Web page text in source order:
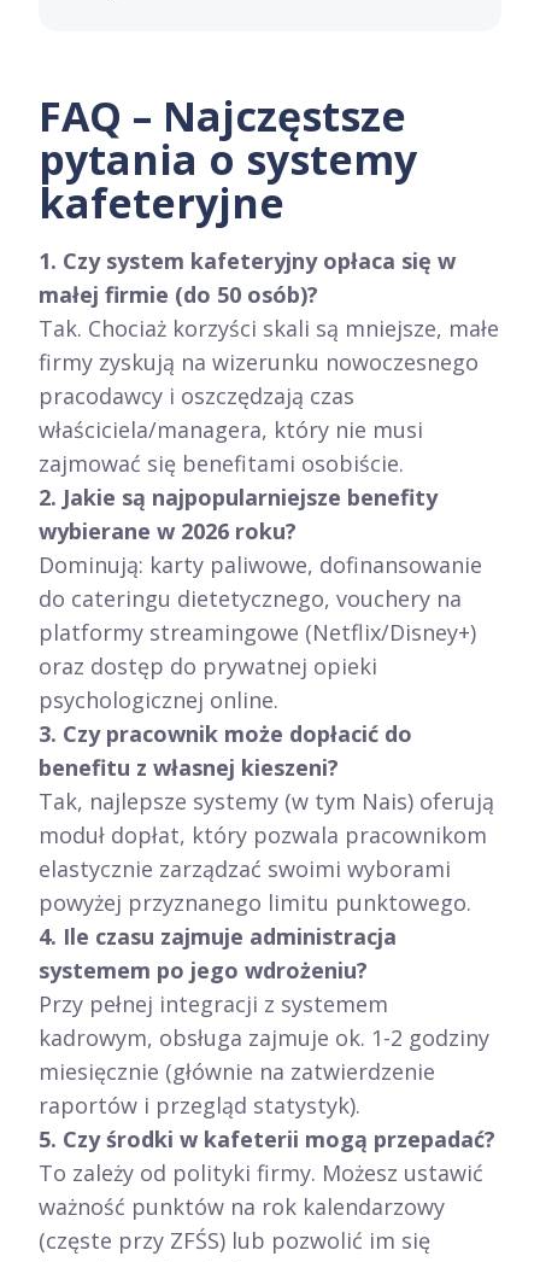
FAQ – Najczęstsze
pytania o systemy
kafeteryjne
1. Czy system kafeteryjny opłaca się w
małej firmie (do 50 osób)?
Tak. Chociaż korzyści skali są mniejsze, małe
firmy zyskują na wizerunku nowoczesnego
pracodawcy i oszczędzają czas
właściciela/managera, który nie musi
zajmować się benefitami osobiście.
2. Jakie są najpopularniejsze benefity
wybierane w 2026 roku?
Dominują: karty paliwowe, dofinansowanie
do cateringu dietetycznego, vouchery na
platformy streamingowe (Netflix/Disney+)
oraz dostęp do prywatnej opieki
psychologicznej online.
3. Czy pracownik może dopłacić do
benefitu z własnej kieszeni?
Tak, najlepsze systemy (w tym Nais) oferują
moduł dopłat, który pozwala pracownikom
elastycznie zarządzać swoimi wyborami
powyżej przyznanego limitu punktowego.
4. Ile czasu zajmuje administracja
systemem po jego wdrożeniu?
Przy pełnej integracji z systemem
kadrowym, obsługa zajmuje ok. 1-2 godziny
miesięcznie (głównie na zatwierdzenie
raportów i przegląd statystyk).
5. Czy środki w kafeterii mogą przepadać?
To zależy od polityki firmy. Możesz ustawić
ważność punktów na rok kalendarzowy
(częste przy ZFŚS) lub pozwolić im się